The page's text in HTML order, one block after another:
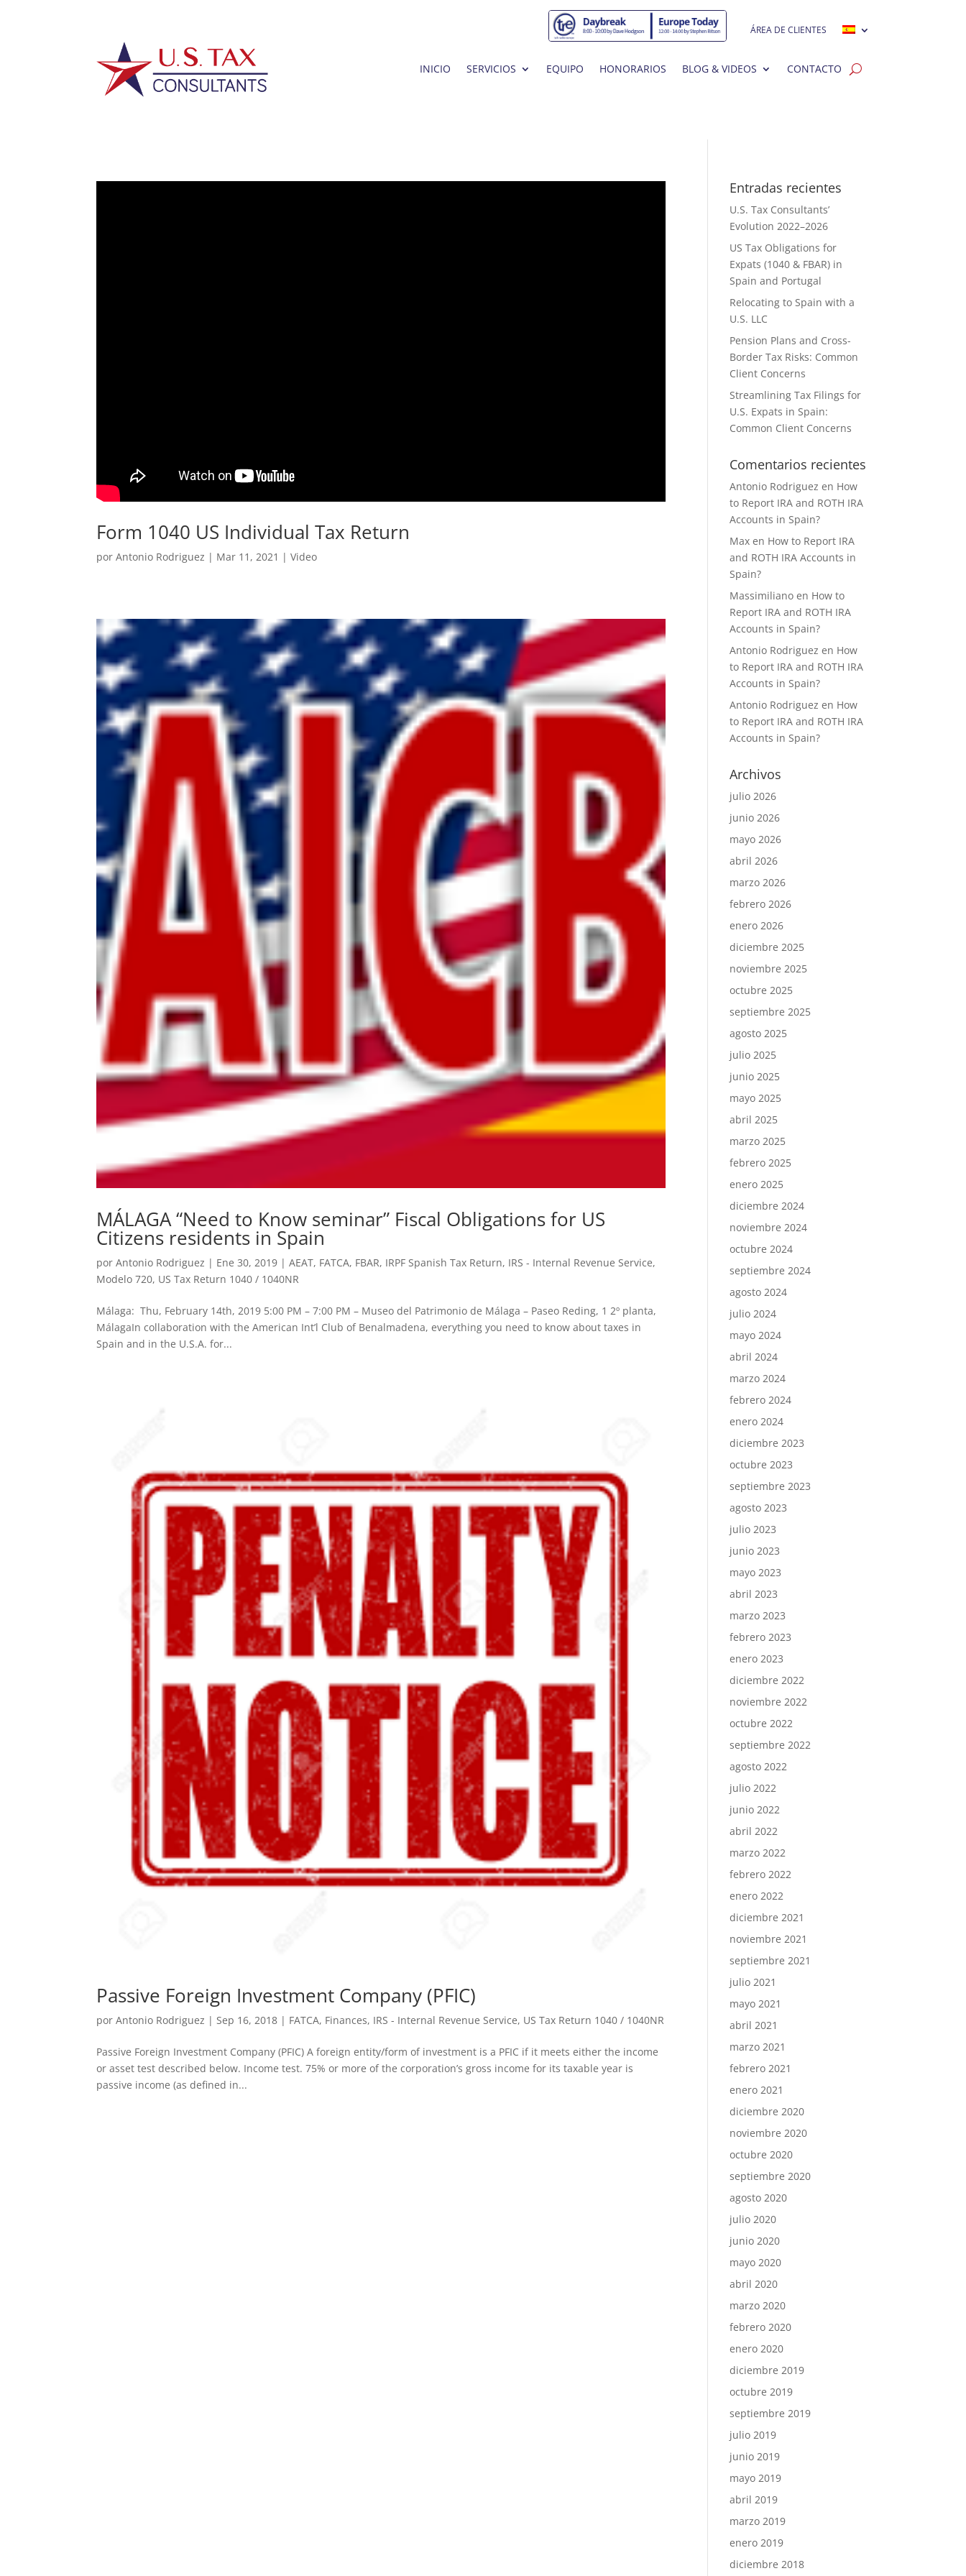
ÁREA DE CLIENTES
INICIO SERVICIOS EQUIPO HONORARIOS BLOG & VIDEOS CONTACTO
Form 1040 US Individual Tax Return
porAntonio Rodriguez | Mar 11, 2021 |Video
MÁLAGA “Need to Know seminar” Fiscal Obligations for US
Citizens residents in Spain
porAntonio Rodriguez | Ene 30, 2019 |AEAT, FATCA, FBAR, IRPF Spanish Tax Return, IRS - Internal Revenue Service,
Modelo 720, US Tax Return 1040 / 1040NR
Málaga: Thu, February 14th, 2019 5:00 PM – 7:00 PM – Museo del Patrimonio de Málaga – Paseo Reding, 1 2º planta,
MálagaIn collaboration with the American Int’l Club of Benalmadena, everything you need to know about taxes in
Spain and in the U.S.A. for...
Passive Foreign Investment Company (PFIC)
porAntonio Rodriguez | Sep 16, 2018 | FATCA, Finances, IRS - Internal Revenue Service, US Tax Return 1040 / 1040NR
Passive Foreign Investment Company (PFIC) A foreign entity/form of investment is a PFIC if it meets either the income
or asset test described below. Income test. 75% or more of the corporation’s gross income for its taxable year is
passive income (as defined in...
Entradas recientes
U.S. Tax Consultants’
Evolution 2022–2026
US Tax Obligations for
Expats (1040 & FBAR) in
Spain and Portugal
Relocating to Spain with a
U.S. LLC
Pension Plans and Cross-
Border Tax Risks: Common
Client Concerns
Streamlining Tax Filings for
U.S. Expats in Spain:
Common Client Concerns
Comentarios recientes
Antonio Rodriguez en How
to Report IRA and ROTH IRA
Accounts in Spain?
Max en How to Report IRA
and ROTH IRA Accounts in
Spain?
Massimiliano en How to
Report IRA and ROTH IRA
Accounts in Spain?
Antonio Rodriguez en How
to Report IRA and ROTH IRA
Accounts in Spain?
Antonio Rodriguez en How
to Report IRA and ROTH IRA
Accounts in Spain?
Archivos
julio 2026
junio 2026
mayo 2026
abril 2026
marzo 2026
febrero 2026
enero 2026
diciembre 2025
noviembre 2025
octubre 2025
septiembre 2025
agosto 2025
julio 2025
junio 2025
mayo 2025
abril 2025
marzo 2025
febrero 2025
enero 2025
diciembre 2024
noviembre 2024
octubre 2024
septiembre 2024
agosto 2024
julio 2024
mayo 2024
abril 2024
marzo 2024
febrero 2024
enero 2024
diciembre 2023
octubre 2023
septiembre 2023
agosto 2023
julio 2023
junio 2023
mayo 2023
abril 2023
marzo 2023
febrero 2023
enero 2023
diciembre 2022
noviembre 2022
octubre 2022
septiembre 2022
agosto 2022
julio 2022
junio 2022
abril 2022
marzo 2022
febrero 2022
enero 2022
diciembre 2021
noviembre 2021
septiembre 2021
julio 2021
mayo 2021
abril 2021
marzo 2021
febrero 2021
enero 2021
diciembre 2020
noviembre 2020
octubre 2020
septiembre 2020
agosto 2020
julio 2020
junio 2020
mayo 2020
abril 2020
marzo 2020
febrero 2020
enero 2020
diciembre 2019
octubre 2019
septiembre 2019
julio 2019
junio 2019
mayo 2019
abril 2019
marzo 2019
enero 2019
diciembre 2018